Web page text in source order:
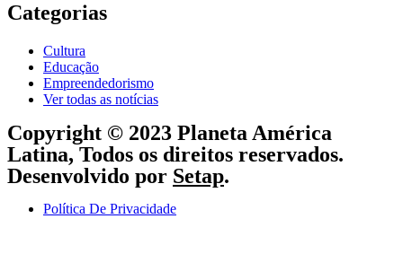
Categorias
Cultura
Educação
Empreendedorismo
Ver todas as notícias
Copyright © 2023 Planeta América
Latina, Todos os direitos reservados.
Desenvolvido por Setap.
Política De Privacidade